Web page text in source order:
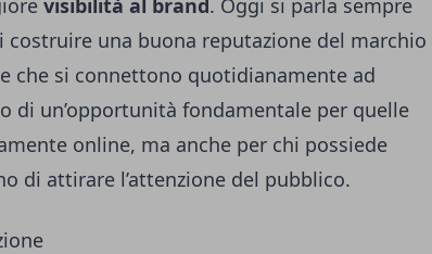
visibilità al brand. Oggi si parla sempre
costruire una buona reputazione del marchio
che si connettono quotidianamente ad
di un’opportunità fondamentale per quelle
online, ma anche per chi possiede
di attirare l’attenzione del pubblico.